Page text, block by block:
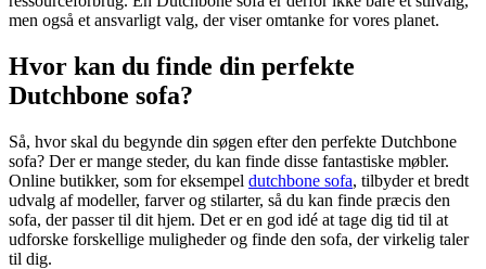
men også et ansvarligt valg, der viser omtanke for vores planet.
Hvor kan du finde din perfekte
Dutchbone sofa?
Så, hvor skal du begynde din søgen efter den perfekte Dutchbone
sofa? Der er mange steder, du kan finde disse fantastiske møbler.
Online butikker, som for eksempel dutchbone sofa, tilbyder et bredt
udvalg af modeller, farver og stilarter, så du kan finde præcis den
sofa, der passer til dit hjem. Det er en god idé at tage dig tid til at
udforske forskellige muligheder og finde den sofa, der virkelig taler
til dig.